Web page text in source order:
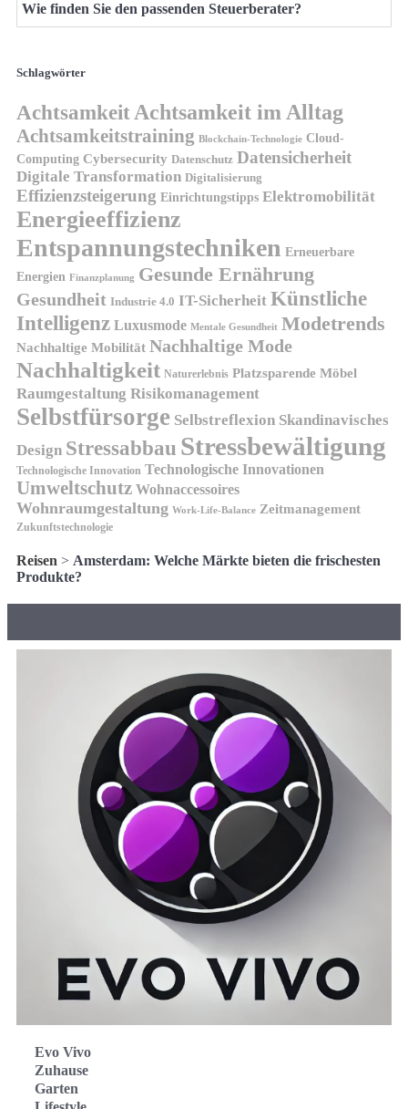
Wie finden Sie den passenden Steuerberater?
Schlagwörter
AchtsamkeitAchtsamkeit im Alltag
Achtsamkeitstraining Blockchain-Technologie Cloud-
Computing Cybersecurity Datenschutz Datensicherheit
Digitale Transformation Digitalisierung
Effizienzsteigerung Einrichtungstipps Elektromobilität
Energieeffizienz
Entspannungstechniken Erneuerbare
Energien Finanzplanung Gesunde Ernährung
Gesundheit Industrie 4.0 IT-Sicherheit Künstliche
Intelligenz Luxusmode Mentale Gesundheit Modetrends
Nachhaltige Mobilität Nachhaltige Mode
Nachhaltigkeit Naturerlebnis Platzsparende Möbel
Raumgestaltung Risikomanagement
Selbstfürsorge Selbstreflexion Skandinavisches
Design Stressabbau Stressbewältigung
Technologische Innovation Technologische Innovationen
Umweltschutz Wohnaccessoires
Wohnraumgestaltung Work-Life-Balance Zeitmanagement
Zukunftstechnologie
Reisen > Amsterdam: Welche Märkte bieten die frischesten
Produkte?
Evo Vivo
Zuhause
Garten